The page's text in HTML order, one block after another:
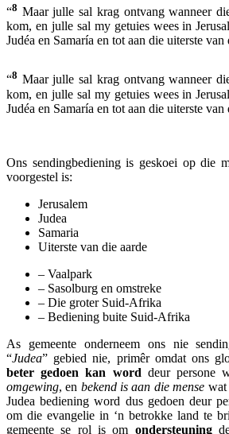
“8 Maar julle sal krag ontvang wanneer
kom, en julle sal my getuies wees in
Judéa en Samaría en tot aan die uiterste van
“8 Maar julle sal krag ontvang wanneer
kom, en julle sal my getuies wees in
Judéa en Samaría en tot aan die uiterste van
Ons sendingbediening is geskoei op die
voorgestel is:
Jerusalem
Judea
Samaria
Uiterste van die aarde
– Vaalpark
– Sasolburg en omstreke
– Die groter Suid-Afrika
– Bediening buite Suid-Afrika
As gemeente onderneem ons nie
“Judea” gebied nie, primêr omdat ons
beter gedoen kan word deur persone
omgewing, en bekend is aan die mense wat
Judea bediening word dus gedoen deur
om die evangelie in ‘n betrokke land te
gemeente se rol is om ondersteuning